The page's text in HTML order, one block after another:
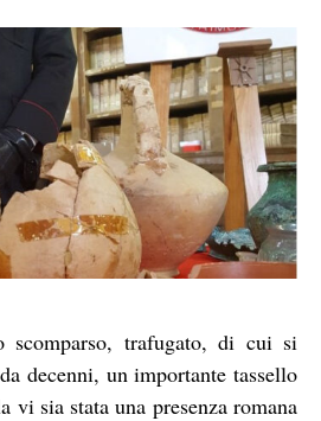
scomparso, trafugato, di cui si
decenni, un importante tassello
vi sia stata una presenza romana